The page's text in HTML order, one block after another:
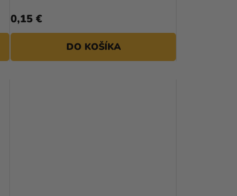
K
T
O
0,15 €
DO KOŠÍKA